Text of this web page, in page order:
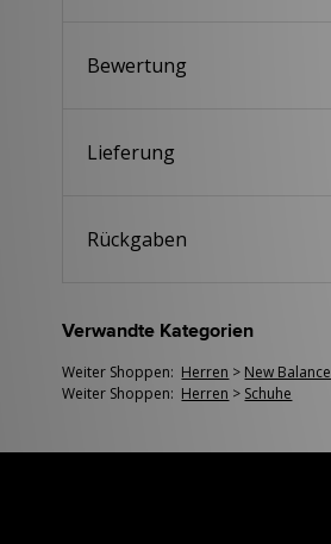
Bewertung
Lieferung
Rückgaben
Verwandte Kategorien
Weiter Shoppen: Herren > New Balance
Weiter Shoppen: Herren > Schuhe